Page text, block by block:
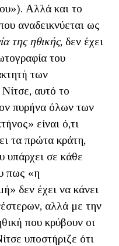
Αλλά και το
αναδεικνύεται ως
της ηθικής, δεν έχει
του
των
αυτό το
πυρήνα όλων των
είναι ό,τι
τα πρώτα κράτη,
υπάρχει σε κάθε
πως «η
δεν έχει να κάνει
αλλά με την
που κρύβουν οι
υποστήριζε ότι